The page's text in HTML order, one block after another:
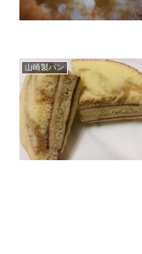
山崎製パン